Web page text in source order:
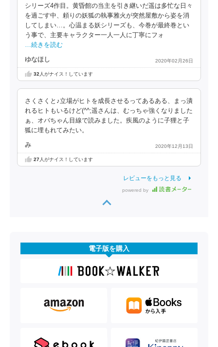
シリーズ4作目。黄昏館の当主を引き継いだ遥は多忙な日々
を過ごす中、頼りの妖狐の執事雅火が突然屋敷から姿を消
してしまい…。心温まる妖シリーズも、今巻が最終巻とい
う事で、主要キャラクター一人一人に丁寧にフォ
…続きを読む
ゆなほし 2020年02月26日
32 人がナイス！しています
さくさくと♪立場がヒトを成長させるってあるある、まっ潰
れるヒトもいるけど(^^;遥さんは、むっちゃ強くなりました
ぁ、オバちゃん目線で読みました。疾風のように子狸と子
狐に埋もれてみたい。
み 2020年12月13日
27人がナイス！しています
レビューをもっと見る
powered by
電子版を購入